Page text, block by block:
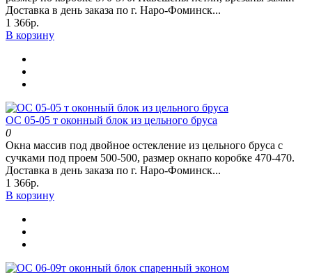
Доставка в день заказа по г. Наро-Фоминск...
1 366р.
В корзину
ОС 05-05 т оконный блок из цельного бруса
0
Окна массив под двойное остекление из цельного бруса с
сучками под проем 500-500, размер окнапо коробке 470-470.
Доставка в день заказа по г. Наро-Фоминск...
1 366р.
В корзину